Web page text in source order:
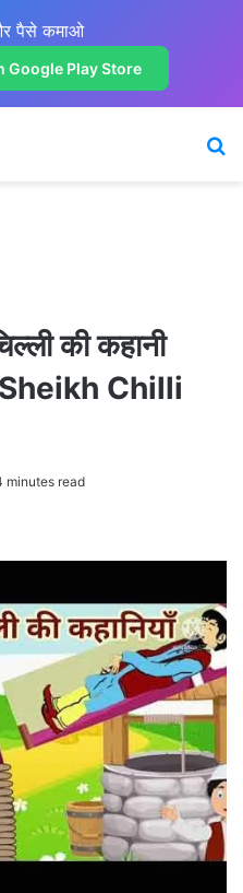
पैसे कमाओ
Google Play Store
की कहानी
Chilli
minutes read